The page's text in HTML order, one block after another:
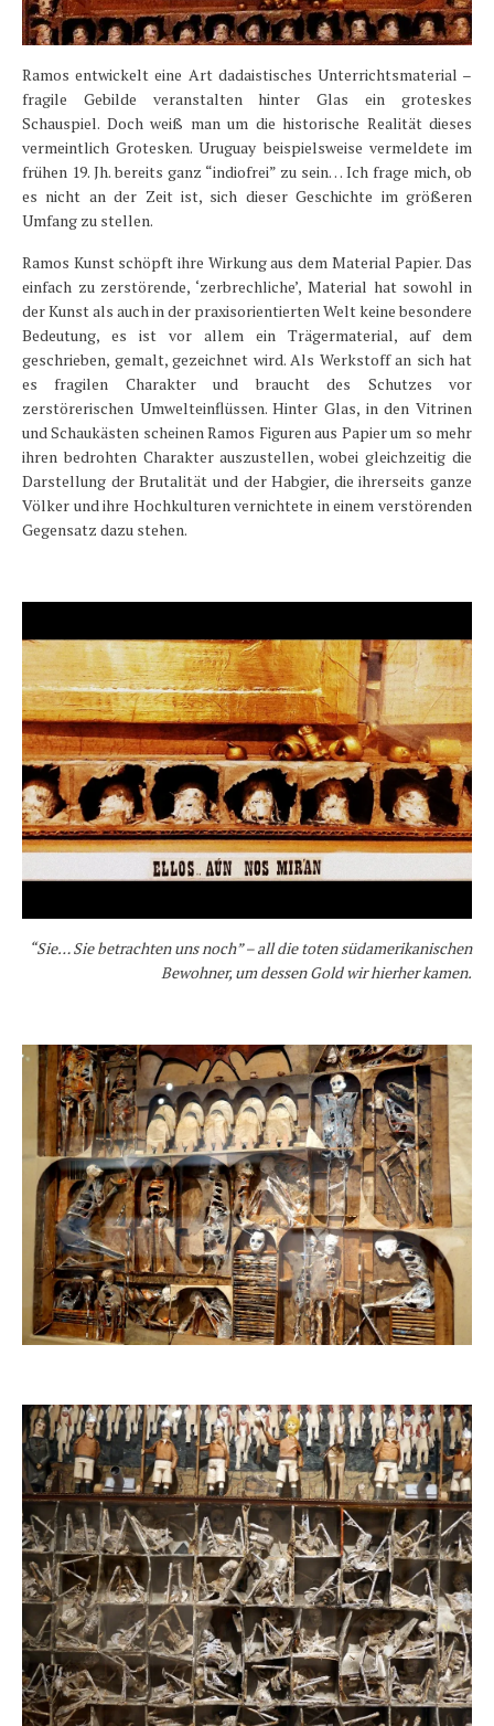
Ramos entwickelt eine Art dadaistisches Unterrichtsmaterial –
fragile Gebilde veranstalten hinter Glas ein groteskes
Schauspiel. Doch weiß man um die historische Realität dieses
vermeintlich Grotesken. Uruguay beispielsweise vermeldete im
frühen 19. Jh. bereits ganz “indiofrei” zu sein… Ich frage mich, ob
es nicht an der Zeit ist, sich dieser Geschichte im größeren
Umfang zu stellen.
Ramos Kunst schöpft ihre Wirkung aus dem Material Papier. Das
einfach zu zerstörende, ‘zerbrechliche’, Material hat sowohl in
der Kunst als auch in der praxisorientierten Welt keine besondere
Bedeutung, es ist vor allem ein Trägermaterial, auf dem
geschrieben, gemalt, gezeichnet wird. Als Werkstoff an sich hat
es fragilen Charakter und braucht des Schutzes vor
zerstörerischen Umwelteinflüssen. Hinter Glas, in den Vitrinen
und Schaukästen scheinen Ramos Figuren aus Papier um so mehr
ihren bedrohten Charakter auszustellen, wobei gleichzeitig die
Darstellung der Brutalität und der Habgier, die ihrerseits ganze
Völker und ihre Hochkulturen vernichtete in einem verstörenden
Gegensatz dazu stehen.
“Sie… Sie betrachten uns noch” – all die toten südamerikanischen
Bewohner, um dessen Gold wir hierher kamen.